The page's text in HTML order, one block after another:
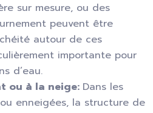
sur mesure, ou des
peuvent être
autour de ces
importante pour
d’eau.
ou à la neige: Dans les
enneigées, la structure de